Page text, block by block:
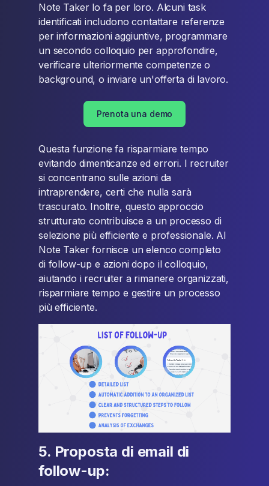
Note Taker lo fa per loro. Alcuni task
identificati includono contattare referenze
per informazioni aggiuntive, programmare
un secondo colloquio per approfondire,
verificare ulteriormente competenze o
background, o inviare un'offerta di lavoro.
Prenota una demo
Questa funzione fa risparmiare tempo
evitando dimenticanze ed errori. I recruiter
si concentrano sulle azioni da
intraprendere, certi che nulla sarà
trascurato. Inoltre, questo approccio
strutturato contribuisce a un processo di
selezione più efficiente e professionale. AI
Note Taker fornisce un elenco completo
di follow-up e azioni dopo il colloquio,
aiutando i recruiter a rimanere organizzati,
risparmiare tempo e gestire un processo
più efficiente.
5. Proposta di email di
follow-up: